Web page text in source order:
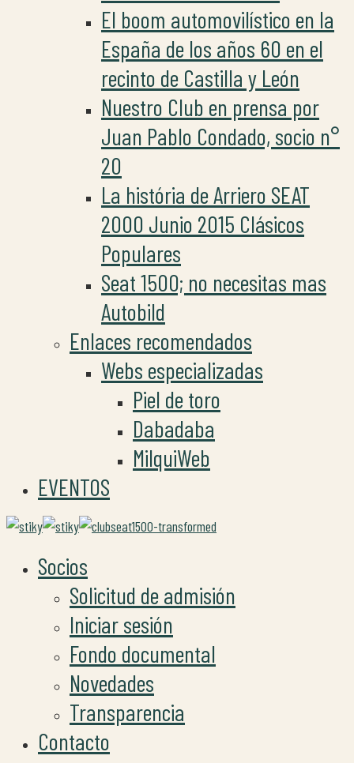
El boom automovilístico en la
España de los años 60 en el
recinto de Castilla y León
Nuestro Club en prensa por
Juan Pablo Condado, socio n°
20
La história de Arriero SEAT
2000 Junio 2015 Clásicos
Populares
Seat 1500; no necesitas mas
Autobild
Enlaces recomendados
Webs especializadas
Piel de toro
Dabadaba
MilquiWeb
EVENTOS
Socios
Solicitud de admisión
Iniciar sesión
Fondo documental
Novedades
Transparencia
Contacto